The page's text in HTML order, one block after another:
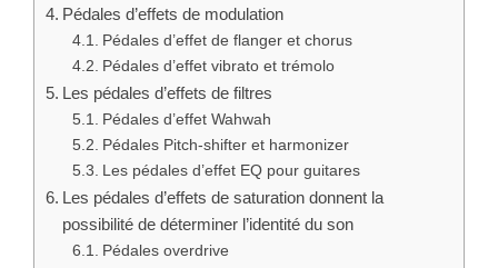
Pédales d’effets de modulation
Pédales d’effet de flanger et chorus
Pédales d’effet vibrato et trémolo
Les pédales d’effets de filtres
Pédales d’effet Wahwah
Pédales Pitch-shifter et harmonizer
Les pédales d’effet EQ pour guitares
Les pédales d’effets de saturation donnent la
possibilité de déterminer l’identité du son
Pédales overdrive